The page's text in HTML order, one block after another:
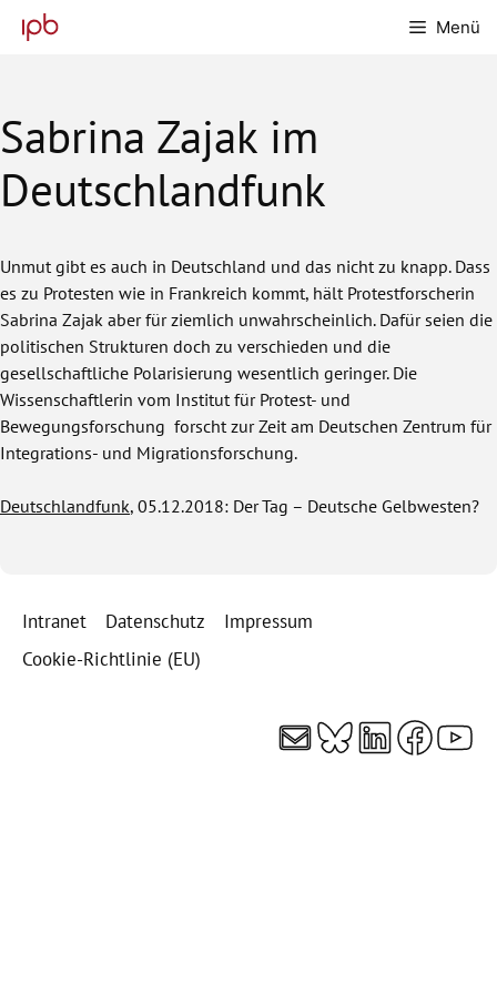
Inhalt
Menü
Sabrina Zajak im
Deutschlandfunk
Unmut gibt es auch in Deutschland und das nicht zu knapp. Dass
es zu Protesten wie in Frankreich kommt, hält Protestforscherin
Sabrina Zajak aber für ziemlich unwahrscheinlich. Dafür seien die
politischen Strukturen doch zu verschieden und die
gesellschaftliche Polarisierung wesentlich geringer. Die
Wissenschaftlerin vom Institut für Protest- und
Bewegungsforschung forscht zur Zeit am Deutschen Zentrum für
Integrations- und Migrationsforschung.
Deutschlandfunk, 05.12.2018: Der Tag – Deutsche Gelbwesten?
Intranet Datenschutz
Impressum
Cookie-Richtlinie (EU)
E-MailBluesky